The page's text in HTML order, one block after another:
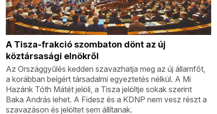
A Tisza-frakció szombaton dönt az új
köztársasági elnökről
Az Országgyűlés kedden szavazhatja meg az új államfőt,
a korábban beígért társadalmi egyeztetés nélkül. A Mi
Hazánk Tóth Mátét jelöli, a Tisza jelöltje sokak szerint
Baka András lehet. A Fidesz és a KDNP nem vesz részt a
szavazáson és jelöltet sem állítanak.